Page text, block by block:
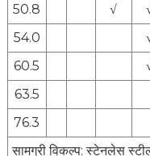
50.8
√
54.0
60.5
63.5
76.3
सामग्री विकल्प: स्टेनलेस